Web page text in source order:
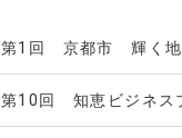
第1回 京都市 輝く
第10回 知恵ビジネス